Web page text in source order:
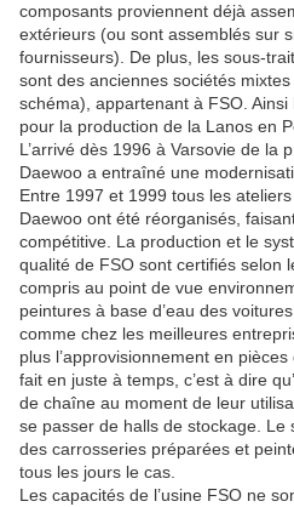
composants proviennent déjà
extérieurs (ou sont assemblés sur
fournisseurs). De plus, les sous-
sont des anciennes sociétés
schéma), appartenant à FSO. Ainsi
pour la production de la Lanos en
L’arrivé dès 1996 à Varsovie de la
Daewoo a entraîné une
Entre 1997 et 1999 tous les
Daewoo ont été réorganisés,
compétitive. La production et le
qualité de FSO sont certifiés selon
compris au point de vue
peintures à base d’eau des
comme chez les meilleures
plus l’approvisionnement en
fait en juste à temps, c’est à dire
de chaîne au moment de leur
se passer de halls de stockage. Le
des carrosseries préparées et
tous les jours le cas.
Les capacités de l’usine FSO ne